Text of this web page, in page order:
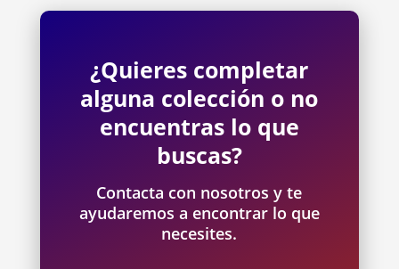
¿Quieres completar
alguna colección o no
encuentras lo que
buscas?
Contacta con nosotros y te
ayudaremos a encontrar lo que
necesites.